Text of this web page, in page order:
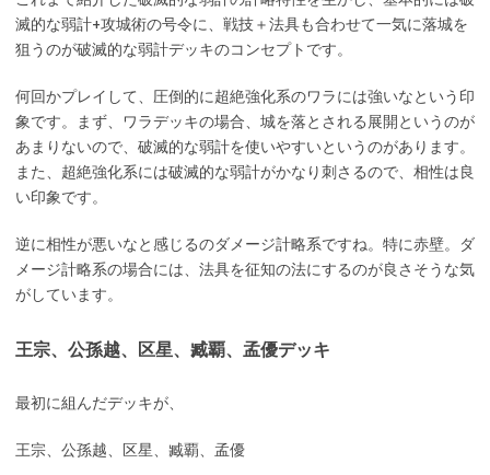
滅的な弱計+攻城術の号令に、戦技＋法具も合わせて一気に落城を
狙うのが破滅的な弱計デッキのコンセプトです。
何回かプレイして、圧倒的に超絶強化系のワラには強いなという印
象です。まず、ワラデッキの場合、城を落とされる展開というのが
あまりないので、破滅的な弱計を使いやすいというのがあります。
また、超絶強化系には破滅的な弱計がかなり刺さるので、相性は良
い印象です。
逆に相性が悪いなと感じるのダメージ計略系ですね。特に赤壁。ダ
メージ計略系の場合には、法具を征知の法にするのが良さそうな気
がしています。
王宗、公孫越、区星、臧覇、孟優デッキ
最初に組んだデッキが、
王宗、公孫越、区星、臧覇、孟優